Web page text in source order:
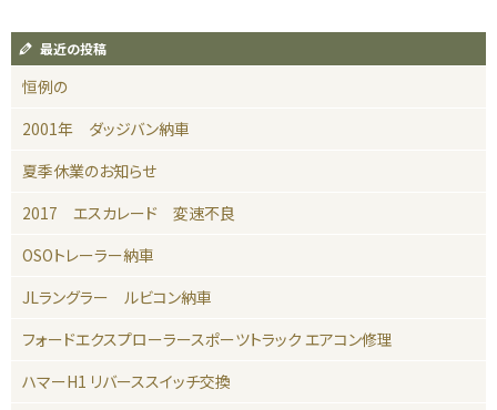
最近の投稿
恒例の
2001年 ダッジバン納車
夏季休業のお知らせ
2017 エスカレード 変速不良
OSOトレーラー納車
JLラングラー ルビコン納車
フォードエクスプローラースポーツトラック エアコン修理
ハマーH1 リバーススイッチ交換